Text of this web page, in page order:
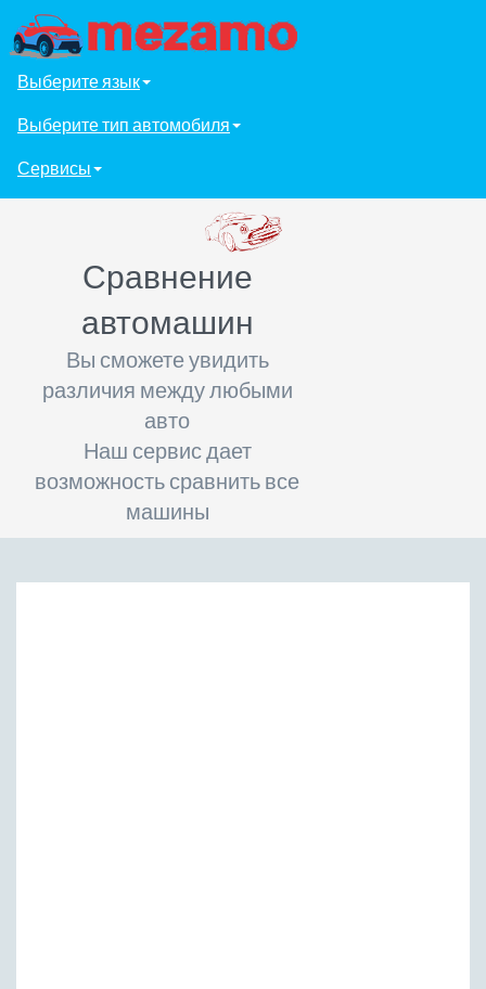
Выберите язык
Выберите тип автомобиля
Сервисы
Сравнение
автомашин
Вы сможете увидить
различия между любыми
авто
Наш сервис дает
возможность сравнить все
машины